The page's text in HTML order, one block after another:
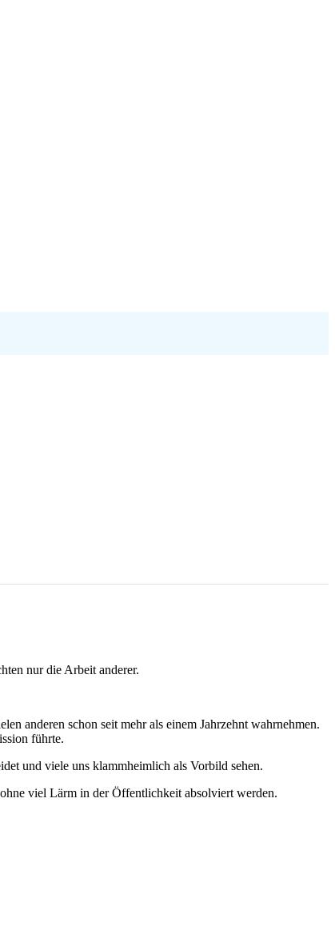
nur die Arbeit anderer.
anderen schon seit mehr als einem Jahrzehnt wahrnehmen.
führte.
und viele uns klammheimlich als Vorbild sehen.
viel Lärm in der Öffentlichkeit absolviert werden.